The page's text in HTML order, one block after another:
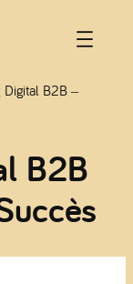
Digital B2B –
B2B